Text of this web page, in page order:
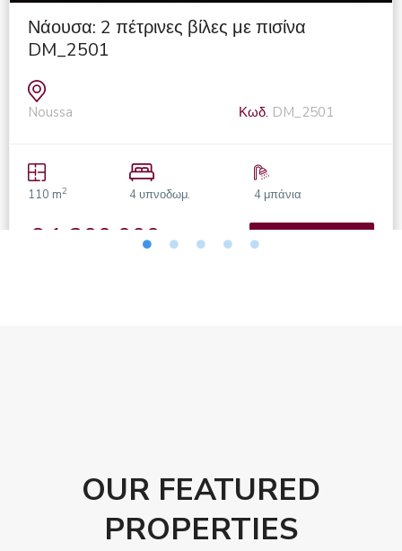
Νάουσα: 2 πέτρινες βίλες με πισίνα
DM_2501
Noussa Κωδ. DM_2501
110 m2 4 υπνοδωμ. 4 μπάνια
€ 1.200.000
OUR FEATURED
PROPERTIES